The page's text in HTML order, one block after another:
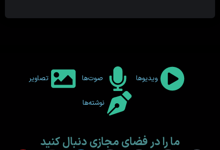
ویدیوها صوت‌ها تصاویر
نوشته‌ها
ما را در فضای مجازی دنبال کنید